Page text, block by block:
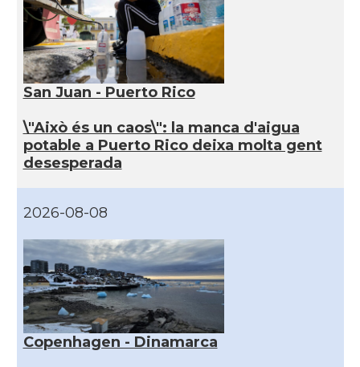
San Juan - Puerto Rico
\"Això és un caos\": la manca d'aigua
potable a Puerto Rico deixa molta gent
desesperada
2026-08-08
Copenhagen - Dinamarca